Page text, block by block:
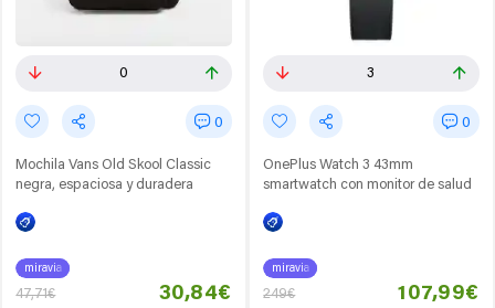
0
0
Mochila Vans Old Skool Classic
negra, espaciosa y duradera
miravia
47,71€ 30,84€
3
0
OnePlus Watch 3 43mm
smartwatch con monitor de salud
miravia
249€ 107,99€